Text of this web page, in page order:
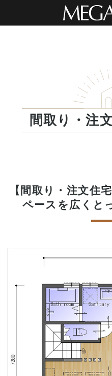
間取り・注
【間取り・注文住
ペースを広くと